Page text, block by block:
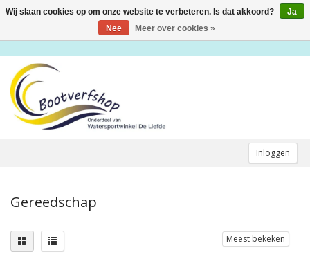
Inloggen
Toggle
Gereedschap
Meest bekeken
Wij slaan cookies op om onze website te verbeteren. Is dat akkoord?
Ja
Nee
Meer over cookies »